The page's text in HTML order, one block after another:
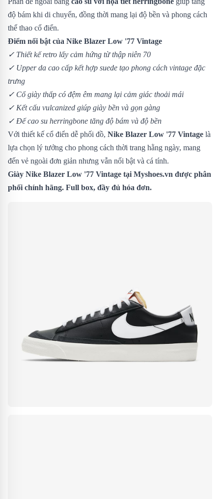
độ bám khi di chuyển, đồng thời mang lại độ bền và phong cách
thể thao cổ điển.
Điểm nổi bật của Nike Blazer Low '77 Vintage
✓ Thiết kế retro lấy cảm hứng từ thập niên 70
✓ Upper da cao cấp kết hợp suede tạo phong cách vintage đặc
trưng
✓ Cổ giày thấp có đệm êm mang lại cảm giác thoải mái
✓ Kết cấu vulcanized giúp giày bền và gọn gàng
✓ Đế cao su herringbone tăng độ bám và độ bền
Với thiết kế cổ điển dễ phối đồ, Nike Blazer Low '77 Vintage là
lựa chọn lý tưởng cho phong cách thời trang hằng ngày, mang
đến vẻ ngoài đơn giản nhưng vẫn nổi bật và cá tính.
Giày Nike Blazer Low '77 Vintage tại Myshoes.vn được phân
phối chính hãng. Full box, đầy đủ hóa đơn.